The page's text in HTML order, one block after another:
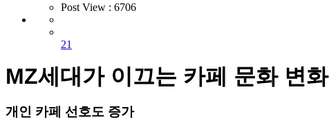
Post View : 6706
21
MZ세대가 이끄는 카페 문화 변화
개인 카페 선호도 증가